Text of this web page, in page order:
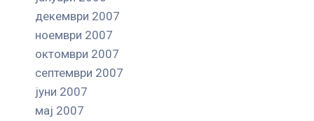
декември 2007
ноември 2007
октомври 2007
септември 2007
јуни 2007
мај 2007